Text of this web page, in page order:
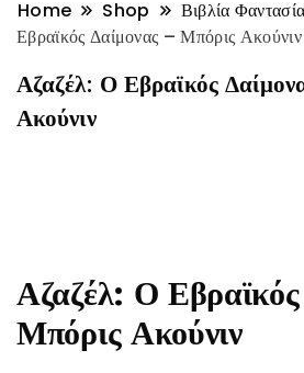
Home Shop Βιβλία
Εβραϊκός Δαίμονας – Μπόρις Ακούνιν
Αζαζέλ: Ο Εβραϊκός
Ακούνιν
Αζαζέλ: Ο
Μπόρις Ακούνιν